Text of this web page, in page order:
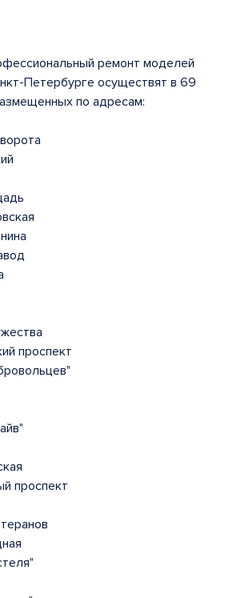
ремонт моделей
Петербурге осуществят в 69
по адресам:
проспект
проспект